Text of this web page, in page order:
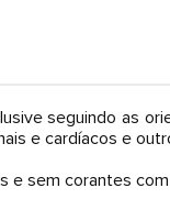
seguindo as
e cardíacos e
e sem corantes